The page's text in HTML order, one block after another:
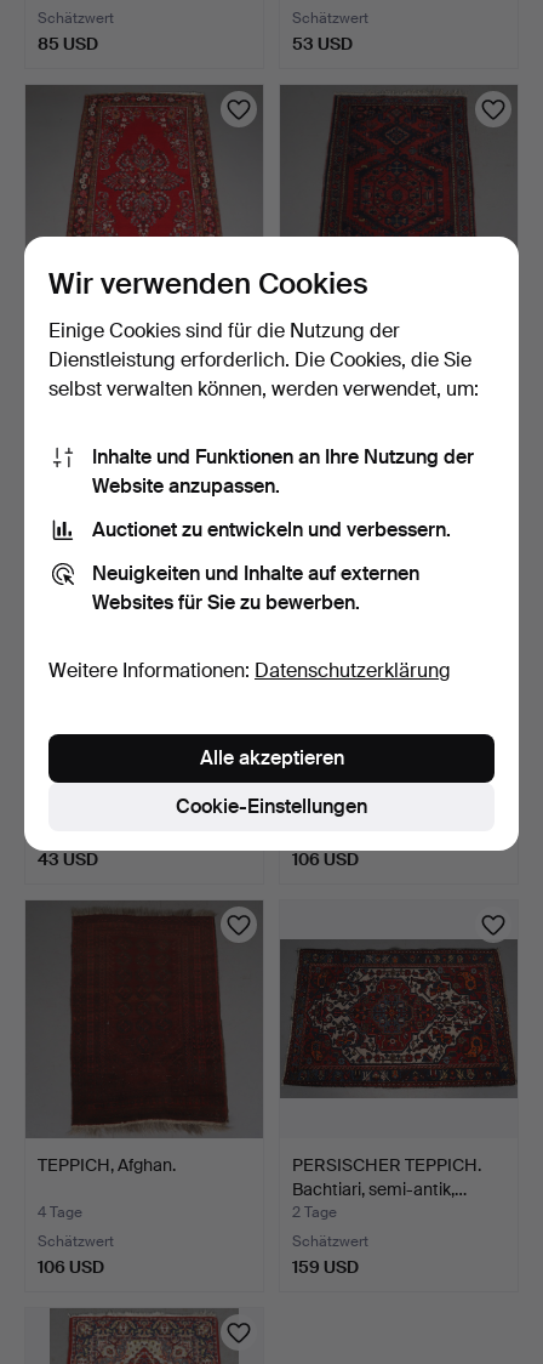
Schätzwert
85 USD
Schätzwert
53 USD
TEPPICH, orientalisch.
3 Tage
159 USD
TEPPICH, Hamadan,
Persien.
4 Tage
106 USD
TEPPICH. Rya-Teppich.
43 USD
GALERIE-TEPPICH.
Pakistan.
4 Tage
106 USD
TEPPICH, Afghan.
4 Tage
Schätzwert
106 USD
PERSISCHER TEPPICH.
Bachtiari, semi-antik,…
2 Tage
Schätzwert
159 USD
Wir verwenden Cookies
Einige Cookies sind für die Nutzung der
Dienstleistung erforderlich. Die Cookies, die Sie
selbst verwalten können, werden verwendet, um:
Inhalte und Funktionen an Ihre Nutzung der
Website anzupassen.
Auctionet zu entwickeln und verbessern.
Neuigkeiten und Inhalte auf externen
Websites für Sie zu bewerben.
Weitere Informationen: Datenschutzerklärung
Cookie-Einstellungen
Alle akzeptieren